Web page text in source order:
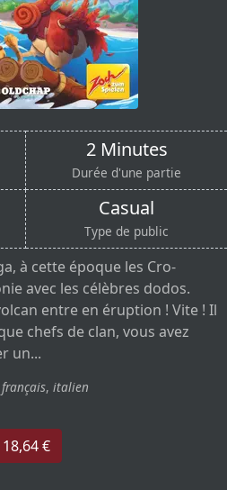
2 Minutes
Durée d'une partie
Casual
Type de public
à cette époque les Cro-
avec les célèbres dodos.
entre en éruption ! Vite ! Il
chefs de clan, vous avez
un...
français, italien
€